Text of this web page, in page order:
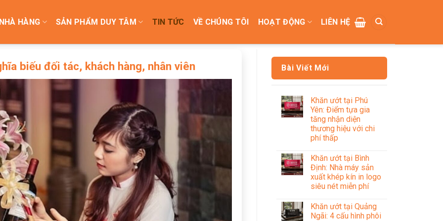
HÀNG SẢN PHẨM DUY TÂM TIN TỨC VỀ CHÚNG TÔI HOẠT ĐỘNG LIÊN HỆ
biếu đối tác, khách hàng, nhân viên Bài Viết Mới
Khăn ướt tại Phú
Yên: Điểm tựa gia
tăng nhận diện
thương hiệu với chi
phí thấp
Khăn ướt tại Bình
Định: Nhà máy sản
xuất khép kín in logo
siêu nét miễn phí
Khăn ướt tại Quảng
Ngãi: 4 cấu hình phôi